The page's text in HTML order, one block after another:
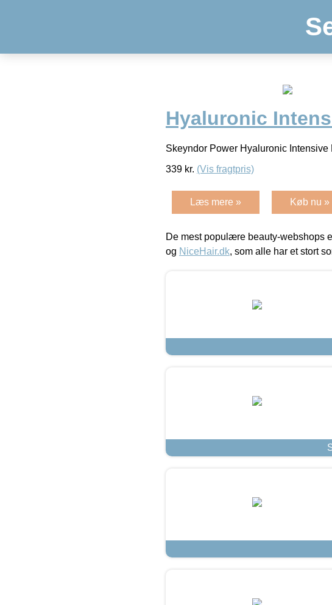
Hyaluronic
Skeyndor Power Hyaluronic Intensive
339 kr. (Vis fragtpris)
Læs mere » Køb nu »
De mest populære beauty-webshops
og NiceHair.dk, som alle har et stort